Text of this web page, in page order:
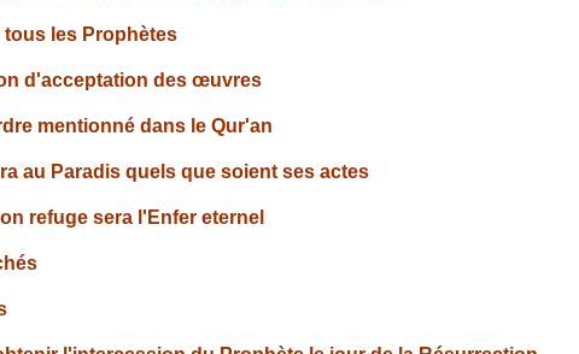
tous les Prophètes
d'acceptation des œuvres
mentionné dans le Qur'an
au Paradis quels que soient ses actes
refuge sera l'Enfer eternel